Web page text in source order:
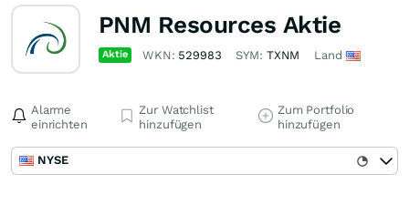
PNM Resources Aktie
Aktie WKN: 529983 SYM: TXNM Land
Alarme
einrichten
Zur Watchlist
hinzufügen
Zum Portfolio
hinzufügen
NYSE